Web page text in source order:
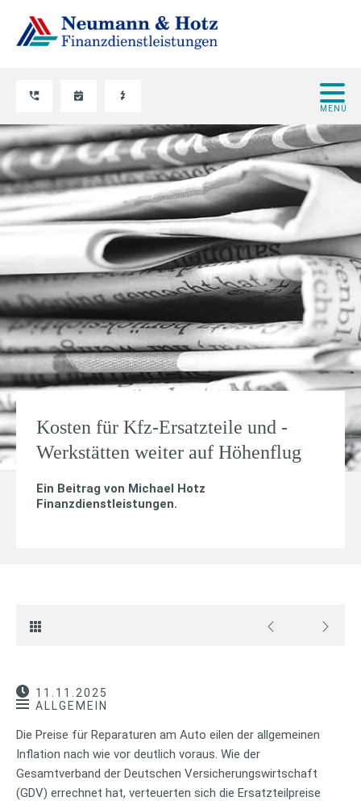
Kosten für Kfz-Ersatzteile und -
Werkstätten weiter auf Höhenflug
Ein Beitrag von Michael Hotz
Finanzdienstleistungen.
11.11.2025
ALLGEMEIN
Die Preise für Reparaturen am Auto eilen der allgemeinen
Inflation nach wie vor deutlich voraus. Wie der
Gesamtverband der Deutschen Versicherungswirtschaft
(GDV) errechnet hat, verteuerten sich die Ersatzteilpreise